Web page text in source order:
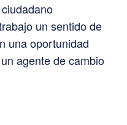
un sentido de
una oportunidad
agente de cambio